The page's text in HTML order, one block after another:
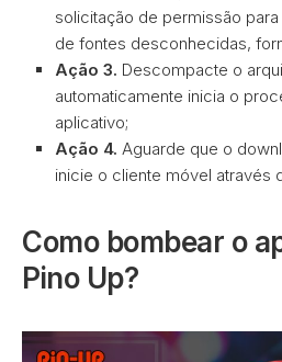
solicitação de permissão
de fontes desconhecidas,
Ação 3. Descompacte o
automaticamente inicia o
aplicativo;
Ação 4. Aguarde que o
inicie o cliente móvel através
Como bombear o
Pino Up?